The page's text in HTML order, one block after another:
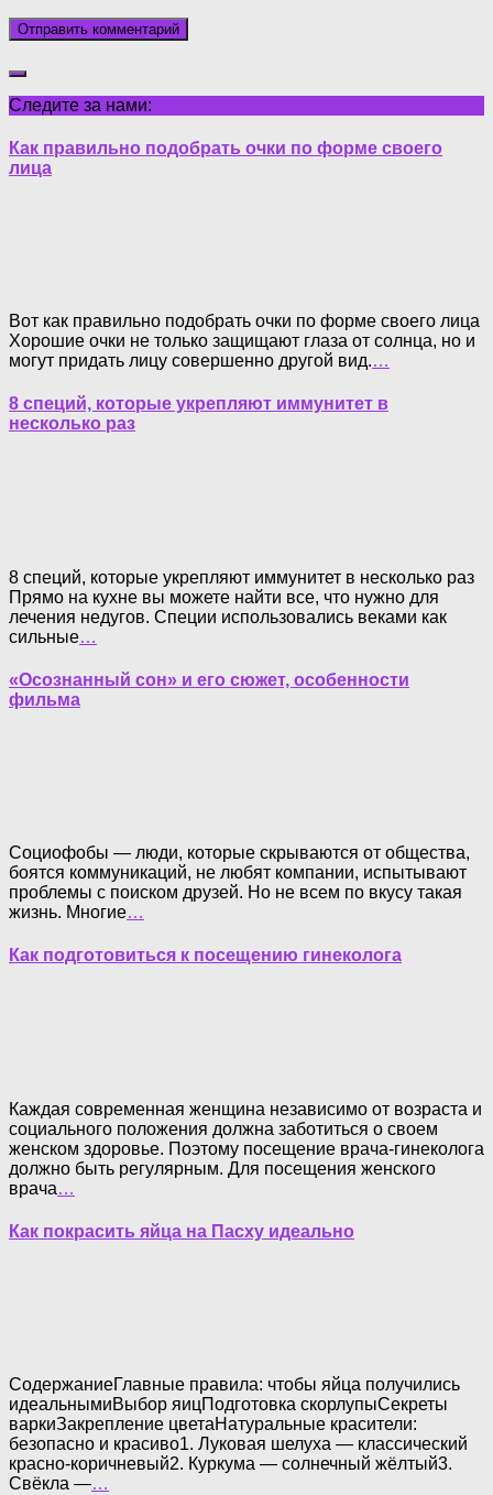
Следите за нами:
Как правильно подобрать очки по форме своего
лица
Вот как правильно подобрать очки по форме своего лица
Хорошие очки не только защищают глаза от солнца, но и
могут придать лицу совершенно другой вид.…
8 специй, которые укрепляют иммунитет в
несколько раз
8 специй, которые укрепляют иммунитет в несколько раз
Прямо на кухне вы можете найти все, что нужно для
лечения недугов. Специи использовались веками как
сильные…
«Осознанный сон» и его сюжет, особенности
фильма
Социофобы — люди, которые скрываются от общества,
боятся коммуникаций, не любят компании, испытывают
проблемы с поиском друзей. Но не всем по вкусу такая
жизнь. Многие…
Как подготовиться к посещению гинеколога
Каждая современная женщина независимо от возраста и
социального положения должна заботиться о своем
женском здоровье. Поэтому посещение врача-гинеколога
должно быть регулярным. Для посещения женского
врача…
Как покрасить яйца на Пасху идеально
СодержаниеГлавные правила: чтобы яйца получились
идеальнымиВыбор яицПодготовка скорлупыСекреты
варкиЗакрепление цветаНатуральные красители:
безопасно и красиво1. Луковая шелуха — классический
красно-коричневый2. Куркума — солнечный жёлтый3.
Свёкла —…